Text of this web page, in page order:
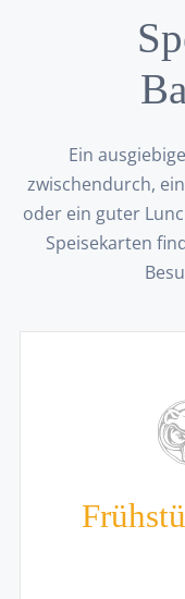
Ein
zwischendurch,
oder ein guter
Speisekarten